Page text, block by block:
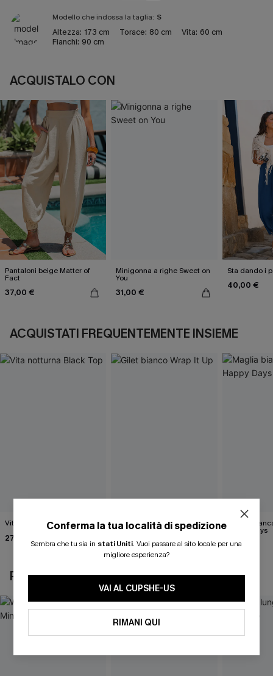
Modello che indossa la taglia: S
Altezza: 173 cm Torace: 80 cm Vita: 60 cm
Fianchi: 90 cm
ACQUISTALO CON
Pantaloni beige Matter of
Fact
37,00 €
Minigonna a righe Sweet on
You
31,00 €
Sta dando i
40,00 €
ACQUISTATI FREQUENTEMENTE INSIEME
Vita notturna Black Top
27,00 €
Gilet bianco Wrap It Up Maglia
Happy Days
43,00 €
POTREBBE INTERESSARTI ANCHE
Conferma la tua località di spedizione
Sembra che tu sia in stati Uniti. Vuoi passare al sito locale per una
migliore esperienza?
VAI AL CUPSHE-US
RIMANI QUI